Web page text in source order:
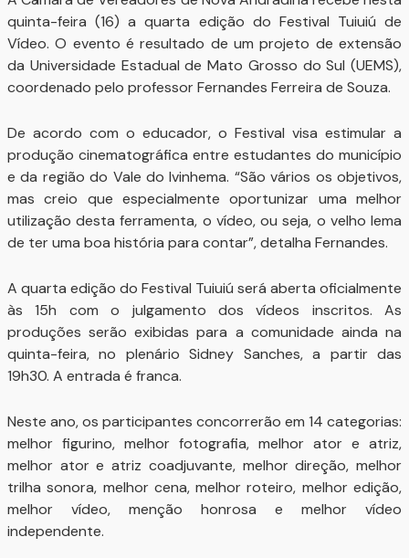
quinta-feira (16) a quarta edição do Festival Tuiuiú de
Vídeo. O evento é resultado de um projeto de extensão
da Universidade Estadual de Mato Grosso do Sul (UEMS),
coordenado pelo professor Fernandes Ferreira de Souza.
De acordo com o educador, o Festival visa estimular a
produção cinematográfica entre estudantes do município
e da região do Vale do Ivinhema. “São vários os objetivos,
mas creio que especialmente oportunizar uma melhor
utilização desta ferramenta, o vídeo, ou seja, o velho lema
de ter uma boa história para contar”, detalha Fernandes.
A quarta edição do Festival Tuiuiú será aberta oficialmente
às 15h com o julgamento dos vídeos inscritos. As
produções serão exibidas para a comunidade ainda na
quinta-feira, no plenário Sidney Sanches, a partir das
19h30. A entrada é franca.
Neste ano, os participantes concorrerão em 14 categorias:
melhor figurino, melhor fotografia, melhor ator e atriz,
melhor ator e atriz coadjuvante, melhor direção, melhor
trilha sonora, melhor cena, melhor roteiro, melhor edição,
melhor vídeo, menção honrosa e melhor vídeo
independente.